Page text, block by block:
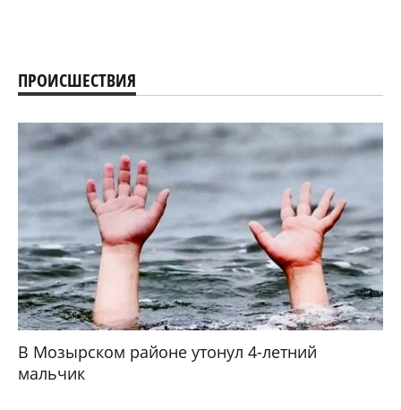
ПРОИСШЕСТВИЯ
В Мозырском районе утонул 4-летний
мальчик